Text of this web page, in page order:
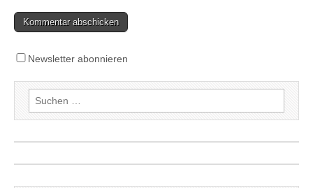
Newsletter abonnieren
Suchen
nach: